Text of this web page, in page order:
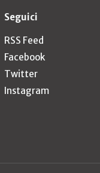
Seguici
RSS Feed
Facebook
Twitter
Instagram